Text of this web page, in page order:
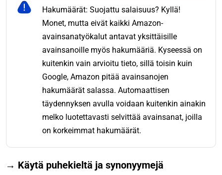
Hakumäärät: Suojattu salaisuus? Kyllä!
Monet, mutta eivät kaikki Amazon-
avainsanatyökalut antavat yksittäisille
avainsanoille myös hakumääriä. Kyseessä on
kuitenkin vain arvioitu tieto, sillä toisin kuin
Google, Amazon pitää avainsanojen
hakumäärät salassa. Automaattisen
täydennyksen avulla voidaan kuitenkin ainakin
melko luotettavasti selvittää avainsanat, joilla
on korkeimmat hakumäärät.
→ Käytä puhekieltä ja synonyymejä